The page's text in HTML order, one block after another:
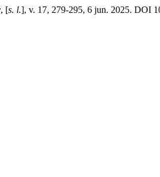
, [s. l.], v. 17, 279-295, 6 jun. 2025. DOI